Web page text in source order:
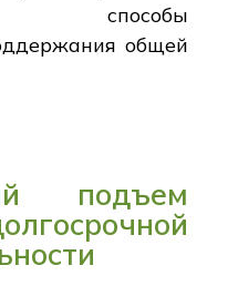
способы
общей
подъем